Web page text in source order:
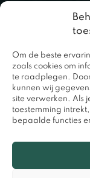
Om de beste
zoals cookies om
te raadplegen.
kunnen wij
site verwerken. Als
toestemming
bepaalde functies